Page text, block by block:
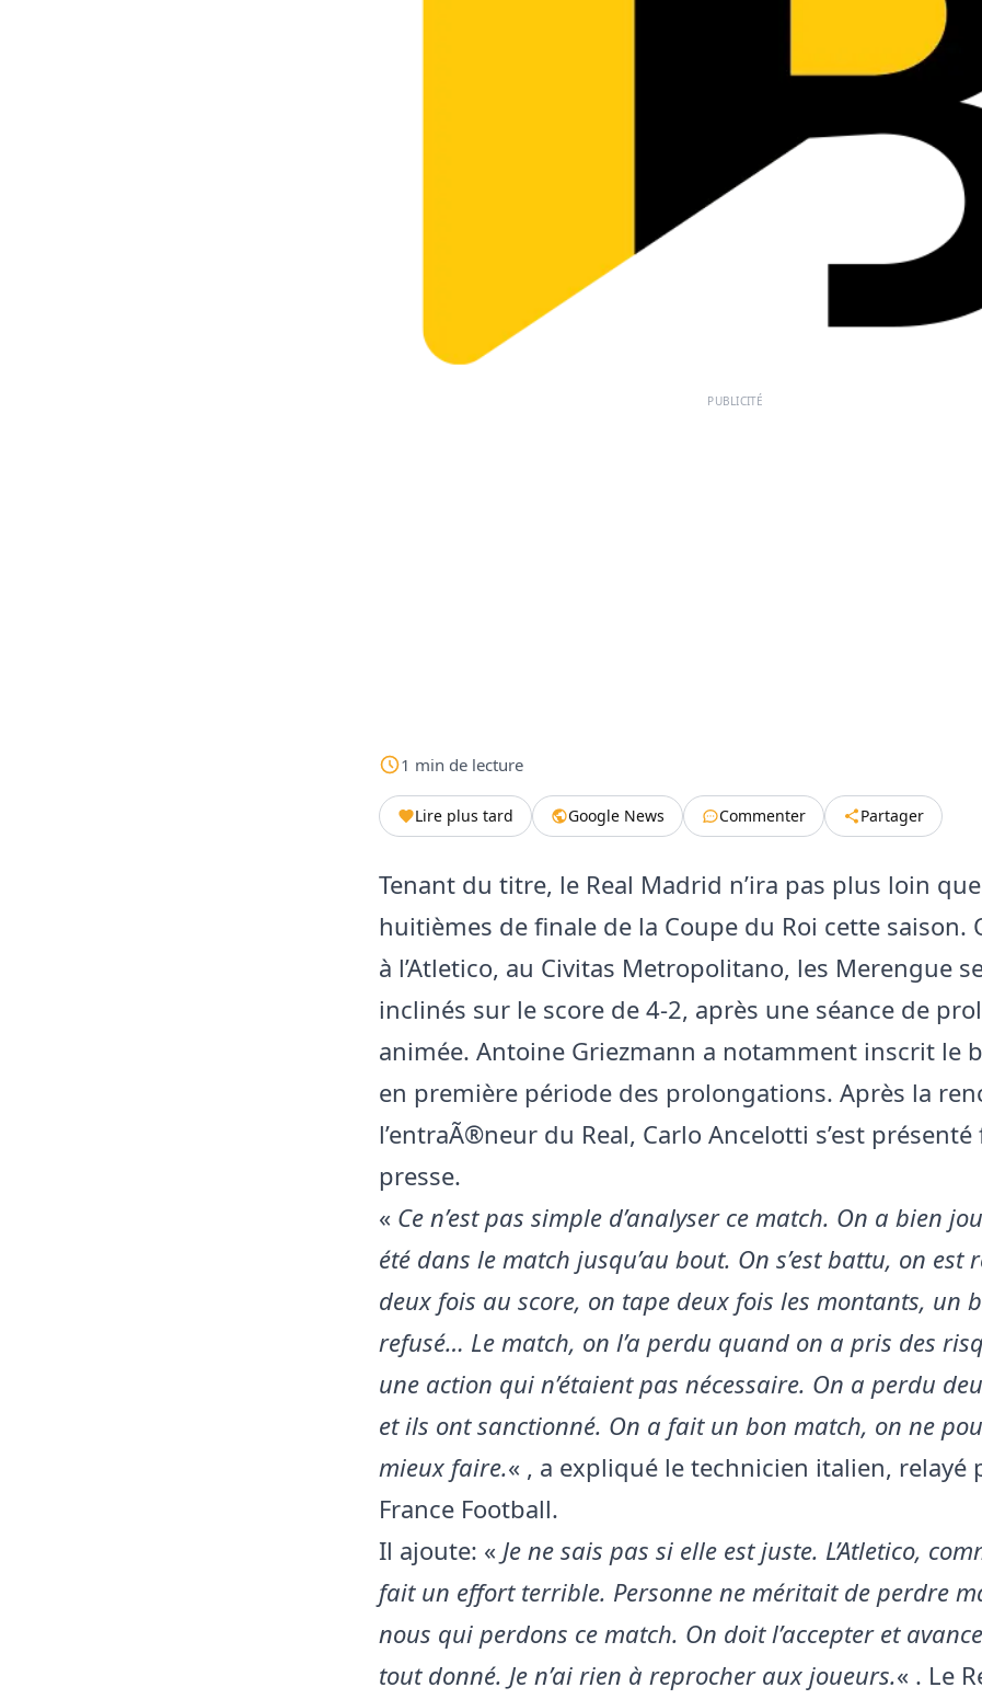
PUBLICITÉ
1 min de lecture
Lire plus tard Google News Commenter Partager
Tenant du titre, le Real Madrid n’ira pas plus loin
huitièmes de finale de la Coupe du Roi cette saison.
à l’Atletico, au Civitas Metropolitano, les Merengue
inclinés sur le score de 4-2, après une séance de
animée. Antoine Griezmann a notamment inscrit le
en première période des prolongations. Après la
l’entraÃ®neur du Real, Carlo Ancelotti s’est présenté
presse.
« Ce n’est pas simple d’analyser ce match. On a bien
été dans le match jusqu’au bout. On s’est battu, on est
deux fois au score, on tape deux fois les montants, un
refusé… Le match, on l’a perdu quand on a pris des
une action qui n’étaient pas nécessaire. On a perdu
et ils ont sanctionné. On a fait un bon match, on ne
mieux faire.« , a expliqué le technicien italien, relayé
France Football.
Il ajoute: « Je ne sais pas si elle est juste. L’Atletico,
fait un effort terrible. Personne ne méritait de perdre
nous qui perdons ce match. On doit l’accepter et
tout donné. Je n’ai rien à reprocher aux joueurs.« . Le